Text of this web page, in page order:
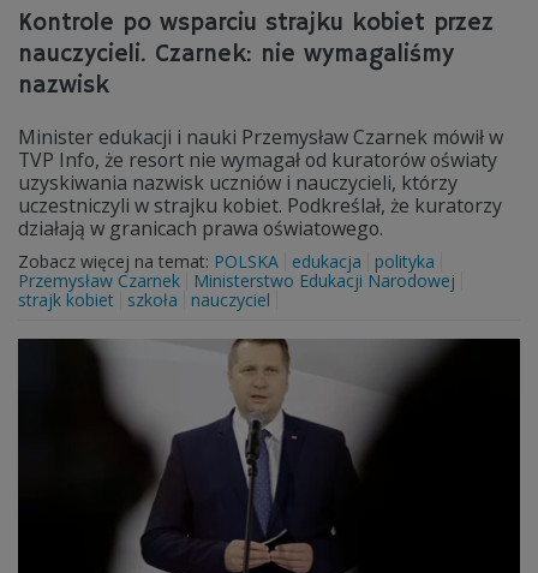
Kontrole po wsparciu strajku kobiet przez
nauczycieli. Czarnek: nie wymagaliśmy
nazwisk
Minister edukacji i nauki Przemysław Czarnek mówił w
TVP Info, że resort nie wymagał od kuratorów oświaty
uzyskiwania nazwisk uczniów i nauczycieli, którzy
uczestniczyli w strajku kobiet. Podkreślał, że kuratorzy
działają w granicach prawa oświatowego.
Zobacz więcej na temat: POLSKA edukacja
polityka
Przemysław Czarnek
Ministerstwo Edukacji Narodowej
strajk kobiet
szkoła nauczyciel